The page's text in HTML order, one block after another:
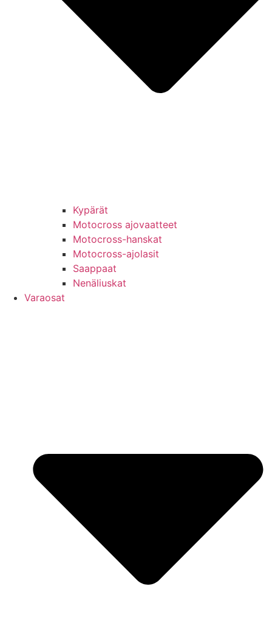
Kypärät
Motocross ajovaatteet
Motocross-hanskat
Motocross-ajolasit
Saappaat
Nenäliuskat
Varaosat